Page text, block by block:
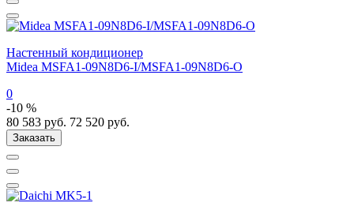
Настенный кондиционер
Midea MSFA1-09N8D6-I/MSFA1-09N8D6-O
0
-10 %
80 583 руб. 72 520 руб.
Заказать